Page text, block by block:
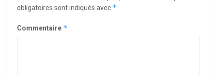
obligatoires sont indiqués avec *
Commentaire *